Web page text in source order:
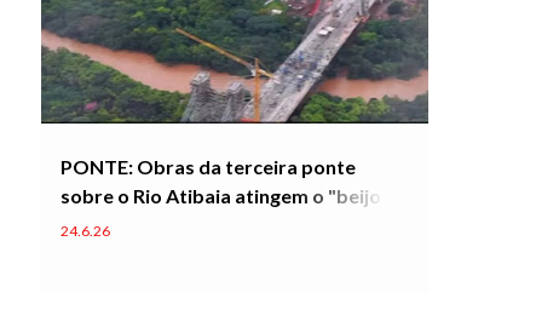
PONTE: Obras da terceira ponte
sobre o Rio Atibaia atingem o "beijo da
ponte"
24.6.26